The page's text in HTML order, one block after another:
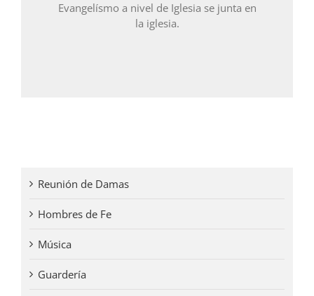
Evangelísmo a nivel de Iglesia se junta en
la iglesia.
Reunión de Damas
Hombres de Fe
Música
Guardería